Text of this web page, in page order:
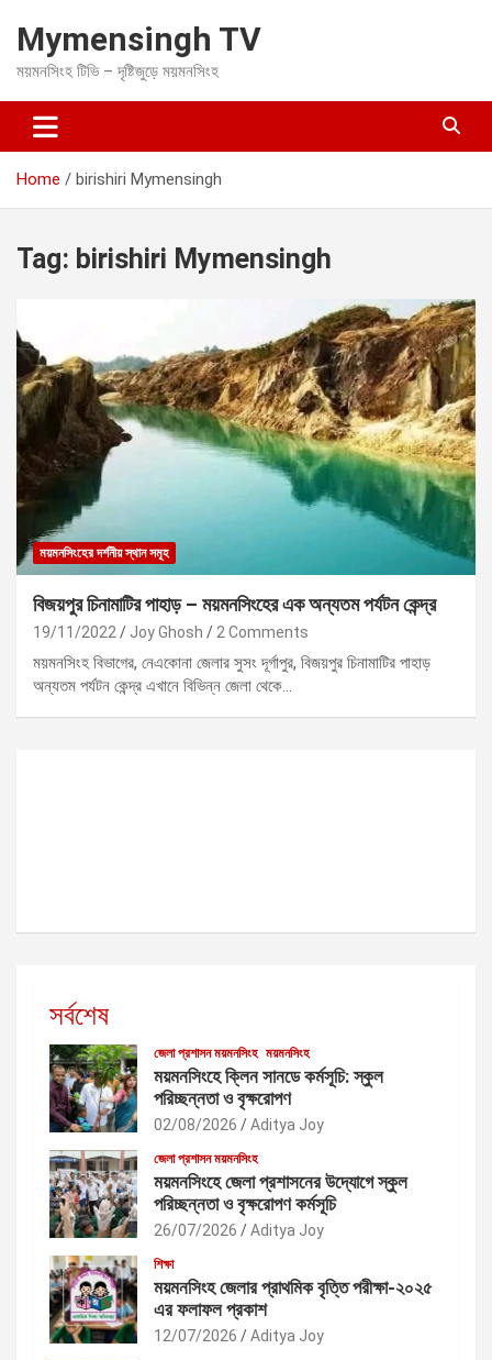
t
c
Mymensingh TV
ময়মনসিংহ টিভি – দৃষ্টিজুড়ে ময়মনসিংহ
Home birishiri Mymensingh
Tag: birishiri Mymensingh
ময়মনসিংহের দর্শনীয় স্থান সমূহ
বিজয়পুর চিনামাটির পাহাড় – ময়মনসিংহের এক অন্যতম পর্যটন কেন্দ্র
19/11/2022 Joy Ghosh 2 Comments
ময়মনসিংহ বিভাগের, নেএকোনা জেলার সুসং দূর্গাপুর, বিজয়পুর চিনামাটির পাহাড়
অন্যতম পর্যটন কেন্দ্র এখানে বিভিন্ন জেলা থেকে…
সর্বশেষ
জেলা প্রশাসন ময়মনসিংহ ময়মনসিংহ
ময়মনসিংহে ক্লিন সানডে কর্মসূচি: স্কুল
পরিচ্ছন্নতা ও বৃক্ষরোপণ
02/08/2026 Aditya Joy
জেলা প্রশাসন ময়মনসিংহ
ময়মনসিংহে জেলা প্রশাসনের উদ্যোগে স্কুল
পরিচ্ছন্নতা ও বৃক্ষরোপণ কর্মসূচি
26/07/2026 Aditya Joy
শিক্ষা
ময়মনসিংহ জেলার প্রাথমিক বৃত্তি পরীক্ষা-২০২৫
এর ফলাফল প্রকাশ
12/07/2026 Aditya Joy